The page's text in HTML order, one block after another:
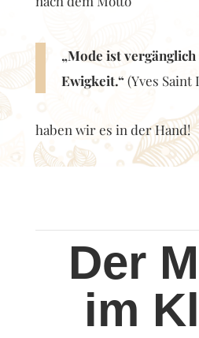
„Mode ist
Ewigkeit.“(Yves Saint
haben wir es in der Hand!
Der
im